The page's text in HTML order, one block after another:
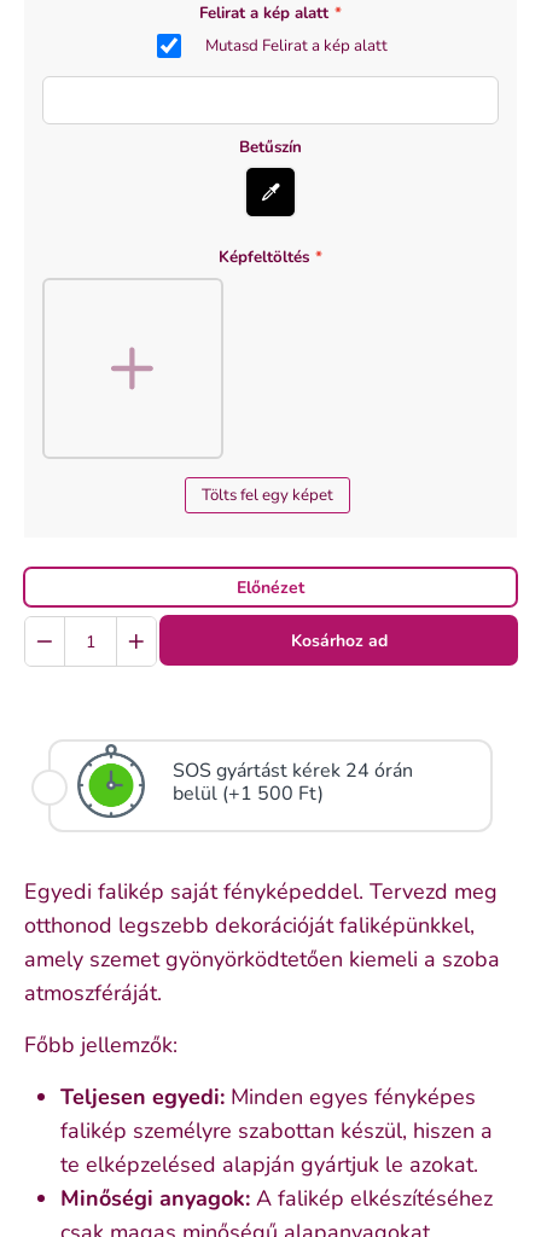
Felirat a kép alatt *
Mutasd Felirat a kép alatt
Betűszín
Képfeltöltés *
Tölts fel egy képet
Előnézet
Kosárhoz ad
SOS gyártást kérek 24 órán
belül (+1 500 Ft)
Egyedi falikép saját fényképeddel. Tervezd meg
otthonod legszebb dekorációját faliképünkkel,
amely szemet gyönyörködtetően kiemeli a szoba
atmoszféráját.
Főbb jellemzők:
Teljesen egyedi: Minden egyes fényképes
falikép személyre szabottan készül, hiszen a
te elképzelésed alapján gyártjuk le azokat.
Minőségi anyagok: A falikép elkészítéséhez